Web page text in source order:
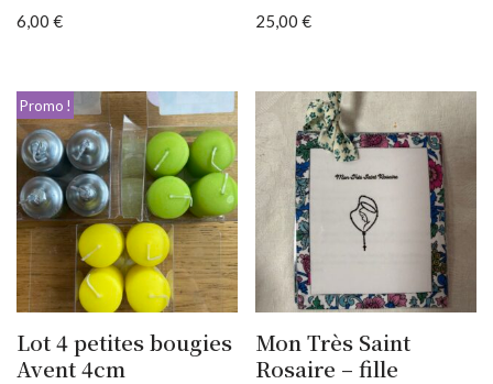
6,00 € 25,00€
Promo !
Lot 4 petites bougies
Avent 4cm
Mon Très Saint
Rosaire – fille